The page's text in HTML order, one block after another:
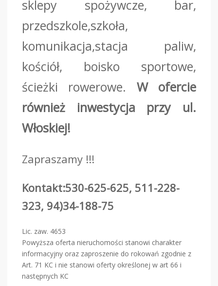
sklepy spożywcze, bar,
przedszkole,szkoła,
komunikacja,stacja paliw,
kościół, boisko sportowe,
ścieżki rowerowe. W ofercie
również inwestycja przy ul.
Włoskiej!
Zapraszamy !!!
Kontakt:530-625-625, 511-228-
323, 94)34-188-75
Lic. zaw. 4653
Powyższa oferta nieruchomości stanowi charakter
informacyjny oraz zaproszenie do rokowań zgodnie z
Art. 71 KC i nie stanowi oferty określonej w art 66 i
następnych KC